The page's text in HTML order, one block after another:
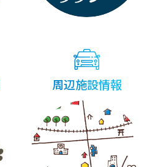
周辺施設情報